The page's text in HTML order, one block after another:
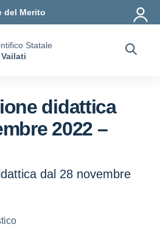
del Merito
Statale
didattica
2022 –
dal 28 novembre